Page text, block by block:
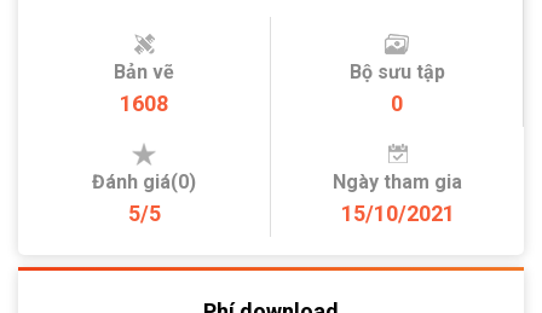
Bản vẽ
1608
Bộ sưu tập
0
Đánh giá(0)
5/5
Ngày tham gia
15/10/2021